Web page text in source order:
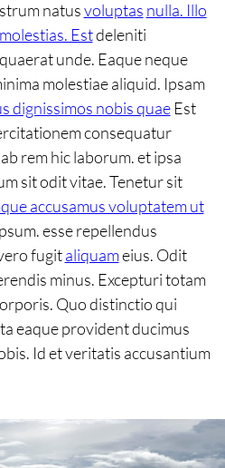
natusvoluptas nulla. Illo
Estdeleniti
unde. Eaque neque
molestiae aliquid. Ipsam
dignissimos nobis quaeEst
consequatur
rem hic laborum. et ipsa
sit odit vitae. Tenetur sit
accusamus voluptatem ut
esse repellendus
fugitaliquameius. Odit
minus. Excepturi totam
Quo distinctio qui
eaque provident ducimus
Id et veritatis accusantium